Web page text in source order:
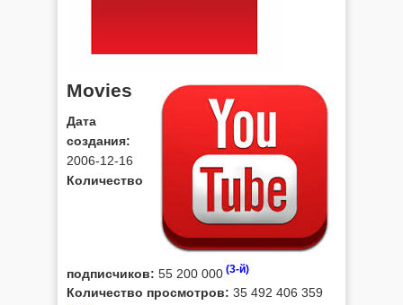
Movies
Дата
создания:
2006-12-16
Количество
подписчиков: 55 200 000 (3-й)
Количество просмотров: 35 492 406 359